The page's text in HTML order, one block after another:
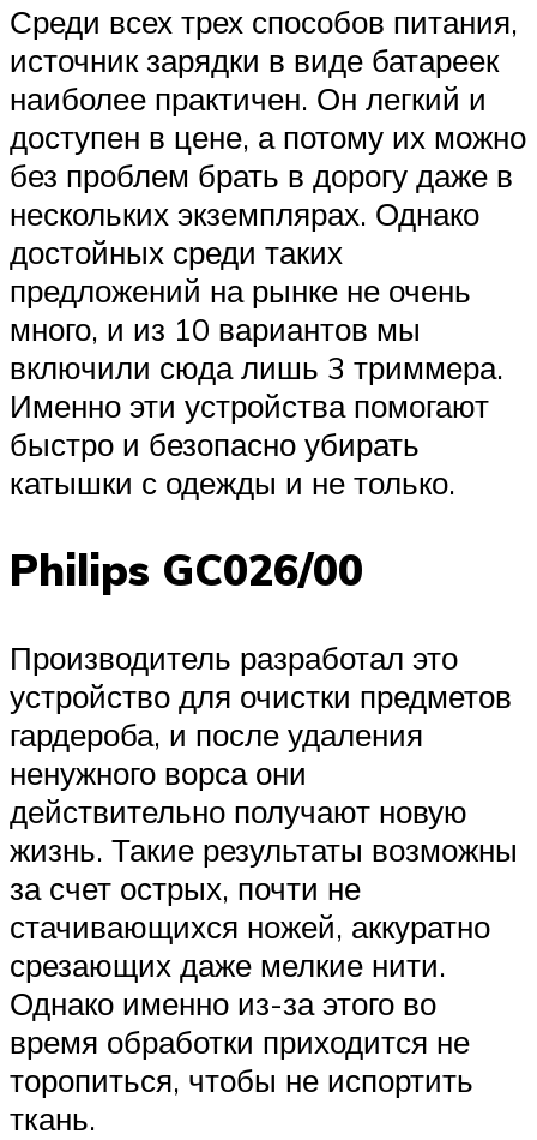
Среди всех трех способов питания,
источник зарядки в виде батареек
наиболее практичен. Он легкий и
доступен в цене, а потому их можно
без проблем брать в дорогу даже в
нескольких экземплярах. Однако
достойных среди таких
предложений на рынке не очень
много, и из 10 вариантов мы
включили сюда лишь 3 триммера.
Именно эти устройства помогают
быстро и безопасно убирать
катышки с одежды и не только.
Philips GC026/00
Производитель разработал это
устройство для очистки предметов
гардероба, и после удаления
ненужного ворса они
действительно получают новую
жизнь. Такие результаты возможны
за счет острых, почти не
стачивающихся ножей, аккуратно
срезающих даже мелкие нити.
Однако именно из-за этого во
время обработки приходится не
торопиться, чтобы не испортить
ткань.